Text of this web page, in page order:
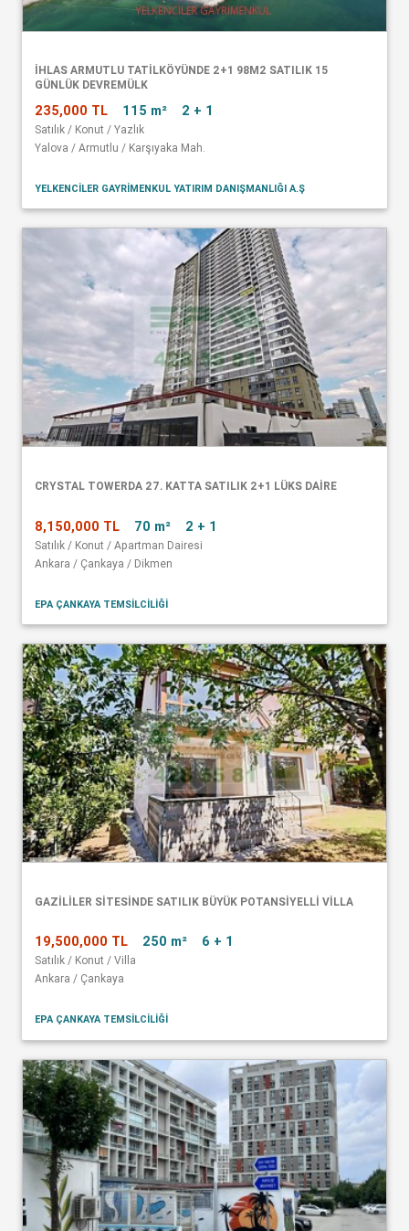
İHLAS ARMUTLU TATİLKÖYÜNDE 2+1 98M2 SATILIK 15
GÜNLÜK DEVREMÜLK
235,000 TL 115 m² 2 + 1
Satılık / Konut / Yazlık
Yalova / Armutlu / Karşıyaka Mah.
YELKENCİLER GAYRİMENKUL YATIRIM DANIŞMANLIĞI A.Ş
CRYSTAL TOWERDA 27. KATTA SATILIK 2+1 LÜKS DAİRE
8,150,000 TL 70 m² 2 + 1
Satılık / Konut / Apartman Dairesi
Ankara / Çankaya / Dikmen
EPA ÇANKAYA TEMSİLCİLİĞİ
GAZİLİLER SİTESİNDE SATILIK BÜYÜK POTANSİYELLİ VİLLA
19,500,000 TL 250 m² 6 + 1
Satılık / Konut / Villa
Ankara / Çankaya
EPA ÇANKAYA TEMSİLCİLİĞİ